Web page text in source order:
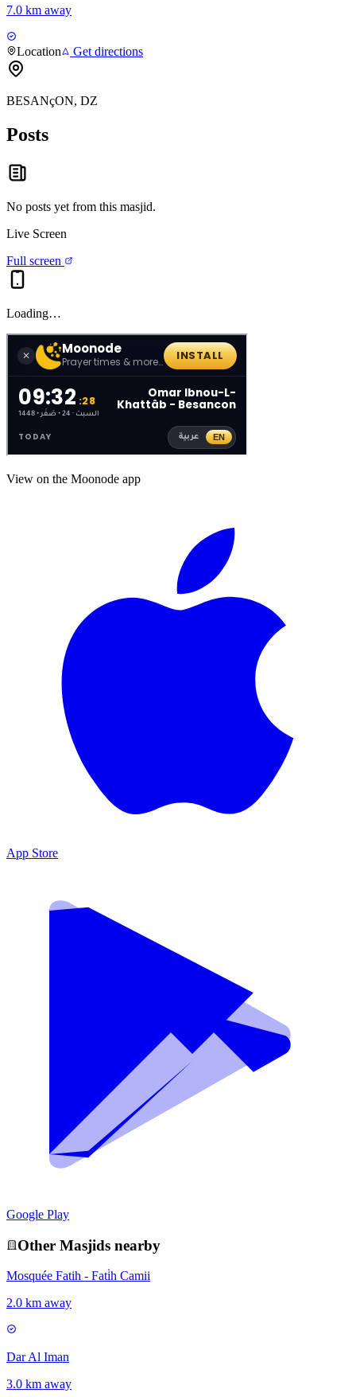
7.0 km away
Location Get directions
BESANçON, DZ
Posts
No posts yet from this masjid.
Live Screen
Full screen
Loading…
View on the Moonode app
App Store
Google Play
Other Masjids nearby
Mosquée Fatih - Fati̇h Camii
2.0 km away
Dar Al Iman
3.0 km away